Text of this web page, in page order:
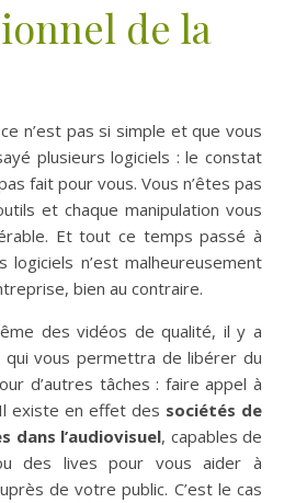
de la
n’est pas si simple et que vous
plusieurs logiciels : le constat
fait pour vous. Vous n’êtes pas
et chaque manipulation vous
Et tout ce temps passé à
n’est malheureusement
bien au contraire.
des vidéos de qualité, il y a
qui vous permettra de libérer du
d’autres tâches : faire appel à
existe en effet des sociétés de
dans l’audiovisuel, capables de
des lives pour vous aider à
de votre public. C’est le cas